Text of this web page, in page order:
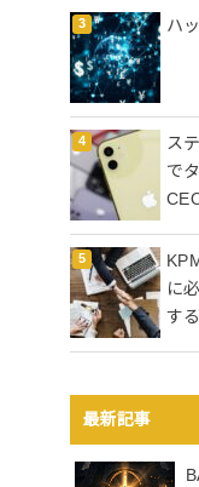
ハ
ス
で
に
する
最新記事